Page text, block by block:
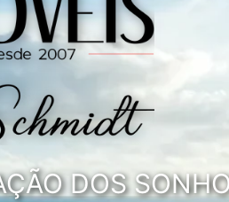
DOS